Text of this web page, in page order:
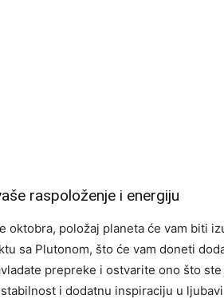
raspoloženje i energiju
oktobra, položaj planeta će vam biti
sa Plutonom, što će vam doneti
prepreke i ostvarite ono što
i dodatnu inspiraciju u